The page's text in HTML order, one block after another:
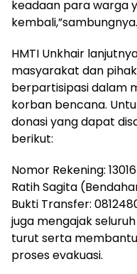
keadaan para warga
kembali,”sambungnya.
HMTI Unkhair
masyarakat dan
berpartisipasi dalam
korban bencana.
donasi yang dapat
berikut:
Nomor Rekening:
Ratih Sagita
Bukti Transfer:
juga mengajak
turut serta
proses evakuasi.